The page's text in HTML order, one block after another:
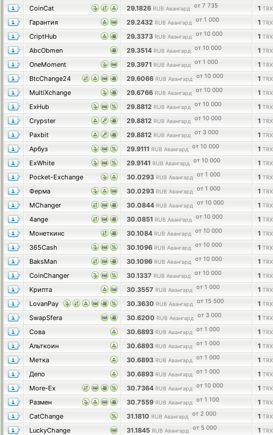
CoinCat
29.1826 RUB Авангард от 7 735 1 TRX
Гарантия
29.2432 RUB Авангард от 1 000 1 TRX
CriptHub
29.3373 RUB Авангард от 10 000 1 TRX
AbcObmen
29.3514 RUB Авангард от 10 000 1 TRX
OneMoment
29.3971 RUB Авангард от 1 000 1 TRX
BtcChange24
29.6066 RUB Авангард от 10 000 1 TRX
MultiXchange
29.6766 RUB Авангард от 10 000 1 TRX
ExHub
29.8812 RUB Авангард от 10 000 1 TRX
Crypster
29.8812 RUB Авангард от 10 000 1 TRX
Paxbit
29.8812 RUB Авангард от 3 000 1 TRX
Арбуз
29.9111 RUB Авангард от 10 000 1 TRX
ExWhite
29.9141 RUB Авангард от 10 000 1 TRX
Pocket-Exchange
30.0293 RUB Авангард от 1 000 1 TRX
Ферма
30.0293 RUB Авангард от 1 000 1 TRX
MChanger
30.0844 RUB Авангард от 10 000 1 TRX
4ange
30.0851 RUB Авангард от 10 000 1 TRX
Монеткинс
30.1084 RUB Авангард от 10 000 1 TRX
365Cash
30.1096 RUB Авангард от 10 000 1 TRX
BaksMan
30.1096 RUB Авангард от 10 000 1 TRX
CoinChanger
30.1337 RUB Авангард от 10 000 1 TRX
Крипта
30.3557 RUB Авангард от 1 000 1 TRX
LovanPay
30.3630 RUB Авангард от 15 500 1 TRX
SwapSfera
30.6200 RUB Авангард от 3 000 1 TRX
Сова
30.6893 RUB Авангард от 1 000 1 TRX
Альткоин
30.6893 RUB Авангард от 1 000 1 TRX
Метка
30.6893 RUB Авангард от 1 000 1 TRX
Депо
30.6893 RUB Авангард от 1 000 1 TRX
More-Ex
30.7364 RUB Авангард от 10 000 1 TRX
Размен
30.7559 RUB Авангард от 1 100 1 TRX
CatChange
31.1810 RUB Авангард от 2 000 1 TRX
LuckyChange
31.1845 RUB Авангард от 5 000 1 TRX